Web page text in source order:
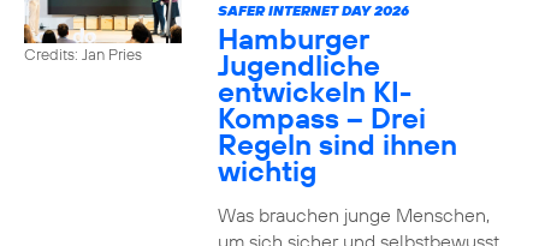
Credits: Jan Pries
SAFER INTERNET DAY 2026
Hamburger
Jugendliche
entwickeln KI-
Kompass – Drei
Regeln sind ihnen
wichtig
Was brauchen junge Menschen,
um sich sicher und selbstbewusst